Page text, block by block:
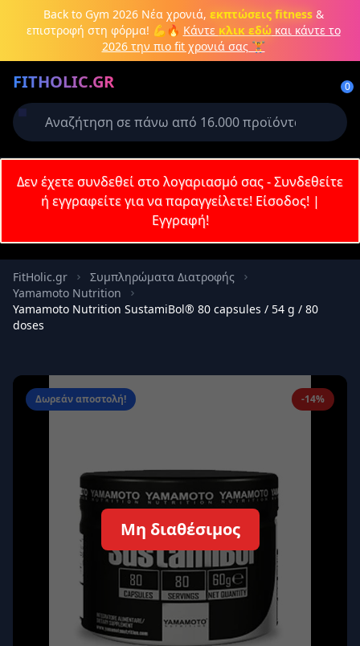
Μετάβαση στο κύριο περιεχόμενο
Back to Gym 2026Νέα χρονιά, εκπτώσεις fitness&
επιστροφή στη φόρμα! 💪🔥 Κάντε κλικ εδώκαι κάντε το
2026 την πιο fit χρονιά σας 🏋️
FITHOLIC.GR 0
Πρωτεΐνες Pre-Workout Aμινοξέα Καύση λίπους
Δεν έχετε συνδεθεί στο λογαριασμό σας - Συνδεθείτε
ή εγγραφείτε για να παραγγείλετε! Είσοδος!|
Εγγραφή!
FitHolic.gr
Συμπληρώματα Διατροφής
Yamamoto Nutrition
Yamamoto Nutrition SustamiBol® 80 capsules / 54 g / 80
doses
Δωρεάν αποστολή! -14%
Μη διαθέσιμος
Δημιουργήστε λογαριασμό ή
Απαιτείται για την ολοκλήρωση της
παραγγελίας σας
Σύνδεση Εγγραφή
Κωδικός
Επιστροφή Ασφαλής σύνδεση